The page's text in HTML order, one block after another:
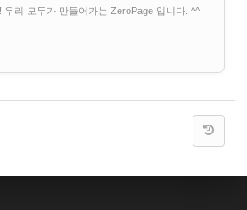
우리 모두가 만들어가는 ZeroPage 입니다. ^^